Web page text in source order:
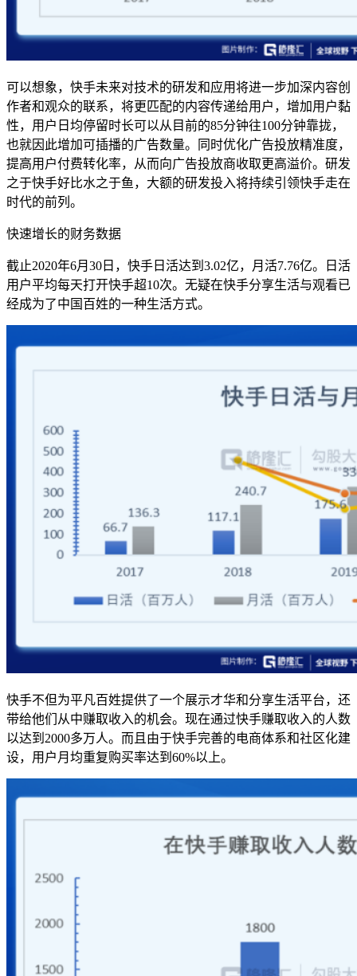
可以想象，快手未来对技术的研发和应用将进一步加深内容创
作者和观众的联系，将更匹配的内容传递给用户，增加用户黏
性，用户日均停留时长可以从目前的85分钟往100分钟靠拢，
也就因此增加可插播的广告数量。同时优化广告投放精准度，
提高用户付费转化率，从而向广告投放商收取更高溢价。研发
之于快手好比水之于鱼，大额的研发投入将持续引领快手走在
时代的前列。
快速增长的财务数据
截止2020年6月30日，快手日活达到3.02亿，月活7.76亿。日活
用户平均每天打开快手超10次。无疑在快手分享生活与观看已
经成为了中国百姓的一种生活方式。
快手不但为平凡百姓提供了一个展示才华和分享生活平台，还
带给他们从中赚取收入的机会。现在通过快手赚取收入的人数
以达到2000多万人。而且由于快手完善的电商体系和社区化建
设，用户月均重复购买率达到60%以上。